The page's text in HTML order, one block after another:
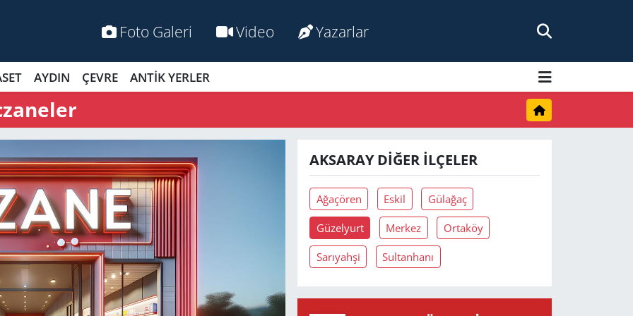
Foto Galeri Video Yazarlar
AYDIN ÇEVRE ANTİK YERLER
AKSARAY DIĞER İLÇELER
Ağaçören Eskil Gülağaç
Güzelyurt Merkez Ortaköy
Sarıyahşi Sultanhanı